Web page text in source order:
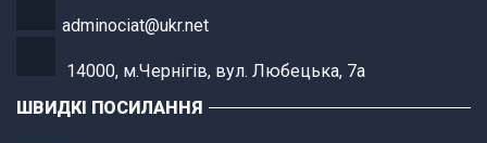
adminociat@ukr.net
14000, м.Чернігів, вул. Любецька, 7а
ШВИДКІ ПОСИЛАННЯ